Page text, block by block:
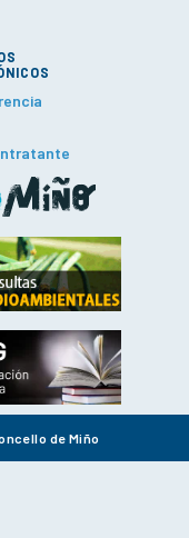
de Miño